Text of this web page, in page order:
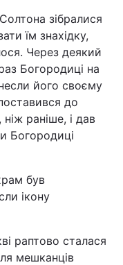
зібралися
їм знахідку,
Через деякий
Богородиці на
його своєму
до
раніше, і дав
Богородиці
був
ікону
раптово сталася
мешканців